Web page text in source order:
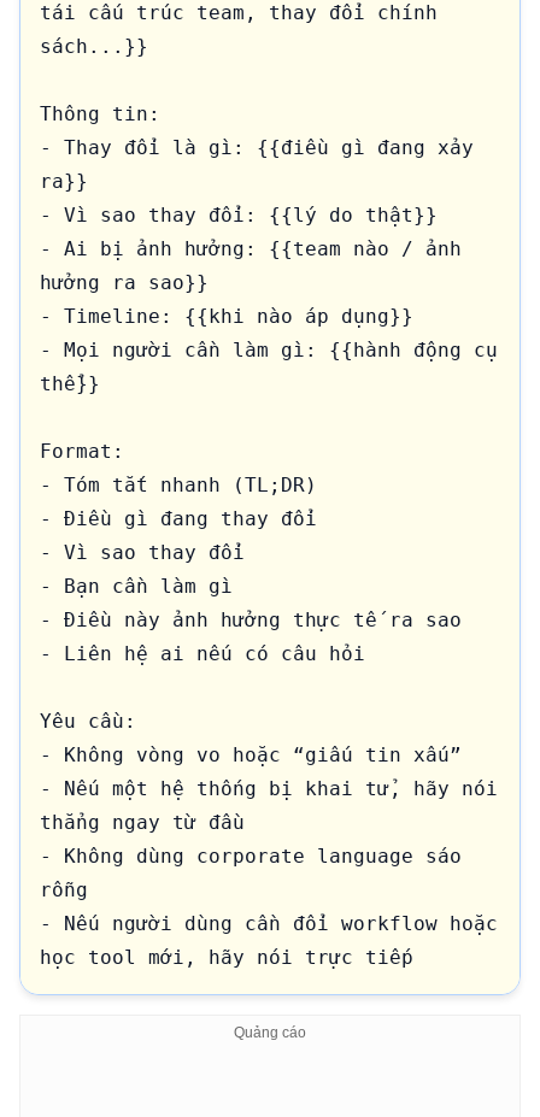
tái cấu trúc team, thay đổi chính
sách...}}
Thông tin:
- Thay đổi là gì: {{điều gì đang xảy
ra}}
- Vì sao thay đổi: {{lý do thật}}
- Ai bị ảnh hưởng: {{team nào / ảnh
hưởng ra sao}}
- Timeline: {{khi nào áp dụng}}
- Mọi người cần làm gì: {{hành động cụ
thể}}
Format:
- Tóm tắt nhanh (TL;DR)
- Điều gì đang thay đổi
- Vì sao thay đổi
- Bạn cần làm gì
- Điều này ảnh hưởng thực tế ra sao
- Liên hệ ai nếu có câu hỏi
Yêu cầu:
- Không vòng vo hoặc “giấu tin xấu”
- Nếu một hệ thống bị khai tử, hãy nói
thẳng ngay từ đầu
- Không dùng corporate language sáo
rỗng
- Nếu người dùng cần đổi workflow hoặc
học tool mới, hãy nói trực tiếp